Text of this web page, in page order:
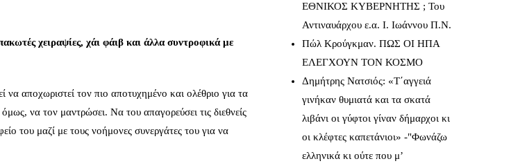
χειραψίες, χάι φάιβ και άλλα συντροφικά με
αποχωριστεί τον πιο αποτυχημένο και ολέθριο για τα
να τον μαντρώσει. Να του απαγορεύσει τις διεθνείς
του μαζί με τους νοήμονες συνεργάτες του για να
ΕΘΝΙΚΟΣ ΚΥΒΕΡΝΗΤΗΣ ; Του
Αντιναυάρχου ε.α. Ι. Ιωάννου Π.Ν.
Πώλ Κρούγκμαν. ΠΩΣ ΟΙ ΗΠΑ
ΕΛΕΓΧΟΥΝ ΤΟΝ ΚΟΣΜΟ
Δημήτρης Νατσιός: «Τ΄αγγειά
γινήκαν θυμιατά και τα σκατά
λιβάνι οι γύφτοι γίναν δήμαρχοι κι
οι κλέφτες καπετάνιοι» -"Φωνάζω
ελληνικά κι ούτε που μ’